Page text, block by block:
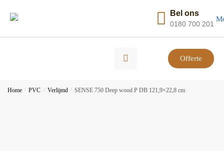
Bel ons
0180 700 201
Offerte
Home / PVC / Verlijmd / SENSE 750 Deep wood P DB 121,9×22,8 cm